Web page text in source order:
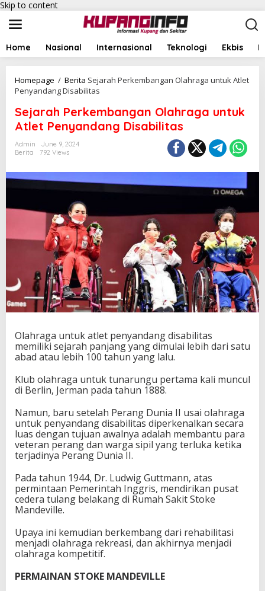
Skip to content
Home Nasional Internasional Teknologi Ekbis
Homepage / Berita Sejarah Perkembangan Olahraga untuk Atlet
Penyandang Disabilitas
Sejarah Perkembangan Olahraga untuk
Atlet Penyandang Disabilitas
Admin
June 9, 2024
Berita
792 Views
Olahraga untuk atlet penyandang disabilitas
memiliki sejarah panjang yang dimulai lebih dari satu
abad atau lebih 100 tahun yang lalu.
Klub olahraga untuk tunarungu pertama kali muncul
di Berlin, Jerman pada tahun 1888.
Namun, baru setelah Perang Dunia II usai olahraga
untuk penyandang disabilitas diperkenalkan secara
luas dengan tujuan awalnya adalah membantu para
veteran perang dan warga sipil yang terluka ketika
terjadinya Perang Dunia II.
Pada tahun 1944, Dr. Ludwig Guttmann, atas
permintaan Pemerintah Inggris, mendirikan pusat
cedera tulang belakang di Rumah Sakit Stoke
Mandeville.
Upaya ini kemudian berkembang dari rehabilitasi
menjadi olahraga rekreasi, dan akhirnya menjadi
olahraga kompetitif.
PERMAINAN STOKE MANDEVILLE